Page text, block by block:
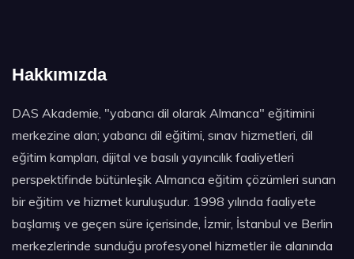
Hakkımızda
DAS Akademie, "yabancı dil olarak Almanca" eğitimini
merkezine alan; yabancı dil eğitimi, sınav hizmetleri, dil
eğitim kampları, dijital ve basılı yayıncılık faaliyetleri
perspektifinde bütünleşik Almanca eğitim çözümleri sunan
bir eğitim ve hizmet kuruluşudur. 1998 yılında faaliyete
başlamış ve geçen süre içerisinde, İzmir, İstanbul ve Berlin
merkezlerinde sunduğu profesyonel hizmetler ile alanında